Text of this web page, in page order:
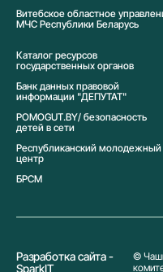
Витебское областное
МЧС Республики Беларусь
Каталог ресурсов
государственных органов
Банк данных правовой
информации "ДЕПУТАТ"
POMOGUT.BY/ безопасность
детей в сети
Республиканский молодежный
центр
БРСМ
Разработка сайта -
SparkIT
©